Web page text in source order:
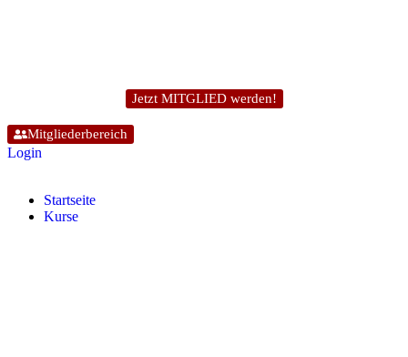
Jetzt MITGLIED werden!
Mitgliederbereich
Login
Start­sei­te
Kur­se